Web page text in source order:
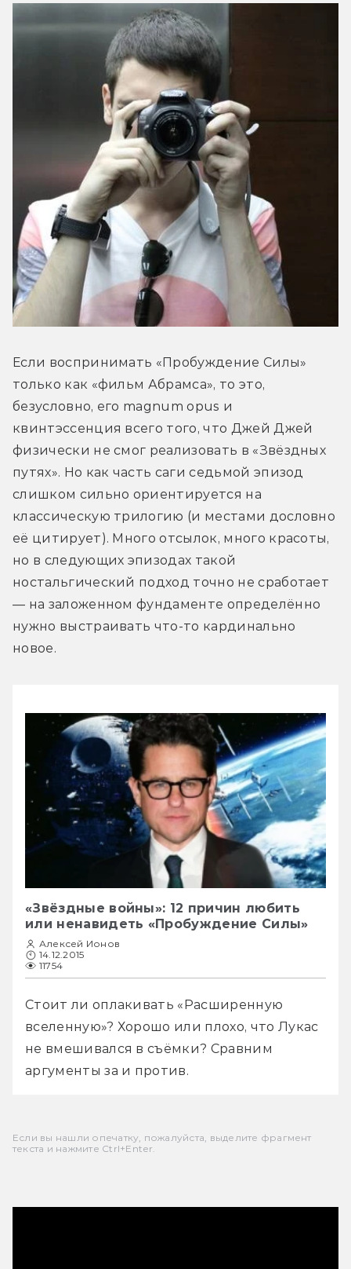
Если воспринимать «Пробуждение Силы»
только как «фильм Абрамса», то это,
безусловно, его magnum opus и
квинтэссенция всего того, что Джей Джей
физически не смог реализовать в «Звёздных
путях». Но как часть саги седьмой эпизод
слишком сильно ориентируется на
классическую трилогию (и местами дословно
её цитирует). Много отсылок, много красоты,
но в следующих эпизодах такой
ностальгический подход точно не сработает
— на заложенном фундаменте определённо
нужно выстраивать что-то кардинально
новое.
«Звёздные войны»: 12 причин любить
или ненавидеть «Пробуждение Силы»
Алексей Ионов
14.12.2015
11754
Стоит ли оплакивать «Расширенную
вселенную»? Хорошо или плохо, что Лукас
не вмешивался в съёмки? Сравним
аргументы за и против.
Если вы нашли опечатку, пожалуйста, выделите фрагмент
текста и нажмите Ctrl+Enter.